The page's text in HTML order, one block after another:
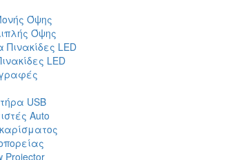
Όψης
Όψης
LED
LED
USB
Auto
Projector